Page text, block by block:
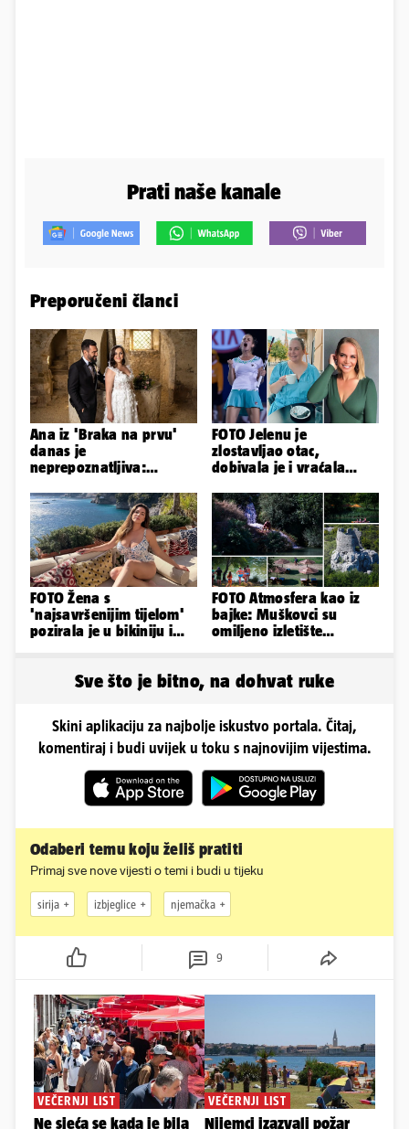
Prati naše kanale
Preporučeni članci
Ana iz 'Braka na prvu'
danas je
neprepoznatljiva:
ovako sad izgleda
FOTO Jelenu je
zlostavljao otac,
dobivala je i vraćala
tukao šakama'
FOTO Žena s
'najsavršenijim tijelom'
pozirala je u bikiniju i
FOTO Atmosfera kao iz
bajke: Muškovci su
omiljeno izletište
Sve što je bitno, na dohvat ruke
Skini aplikaciju za najbolje iskustvo portala. Čitaj,
komentiraj i budi uvijek u toku s najnovijim vijestima.
Odaberi temu koju želiš pratiti
Primaj sve nove vijesti o temi i budi u tijeku
sirija izbjeglice njemačka
9